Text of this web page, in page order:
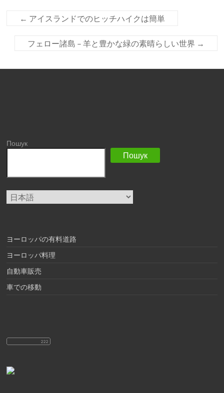
← アイスランドでのヒッチハイクは簡単
フェロー諸島 – 羊と豊かな緑の素晴らしい世界 →
Пошук
Пошук
言
語
ヨーロッパの有料道路
ヨーロッパ料理
自動車販売
車での移動